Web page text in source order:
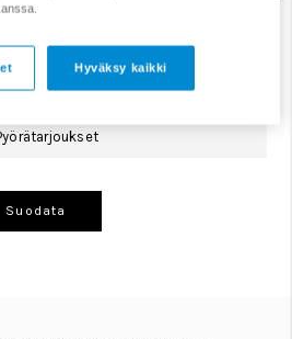
Maantiepyörät
Suodata
Hyväksy kaikki